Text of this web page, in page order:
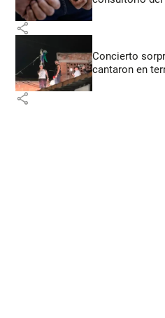
share
Concierto
cantaron en
share